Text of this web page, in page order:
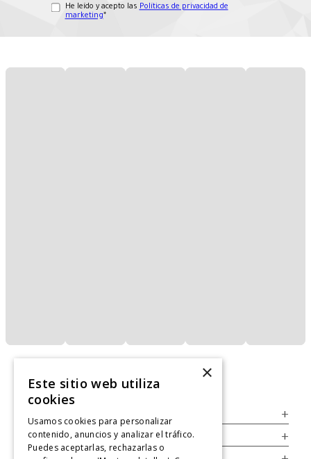
He leído y acepto las Políticas de privacidad de
marketing*
+
Legal +
×
Este sitio web utiliza
cookies
Usamos cookies para personalizar
contenido, anuncios y analizar el tráfico.
Puedes aceptarlas, rechazarlas o